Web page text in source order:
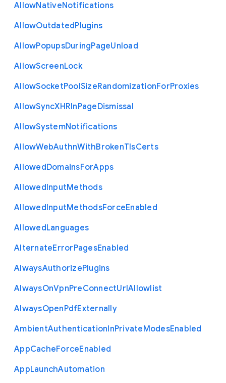
AllowNativeNotifications
AllowOutdatedPlugins
AllowPopupsDuringPageUnload
AllowScreenLock
AllowSocketPoolSizeRandomizationForProxies
AllowSyncXHRInPageDismissal
AllowSystemNotifications
AllowWebAuthnWithBrokenTlsCerts
AllowedDomainsForApps
AllowedInputMethods
AllowedInputMethodsForceEnabled
AllowedLanguages
AlternateErrorPagesEnabled
AlwaysAuthorizePlugins
AlwaysOnVpnPreConnectUrlAllowlist
AlwaysOpenPdfExternally
AmbientAuthenticationInPrivateModesEnabled
AppCacheForceEnabled
AppLaunchAutomation